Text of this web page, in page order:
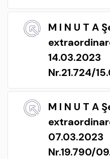
M I N U T A
14.03.2023
Nr.21.724/
M I N U T A
07.03.2023
Nr.19.790/